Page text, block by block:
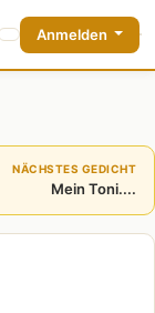
Anmelden
NÄCHSTES GEDICHT
Mein Toni....